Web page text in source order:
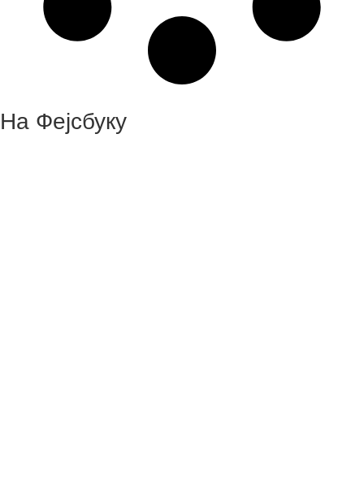
На Фејсбуку